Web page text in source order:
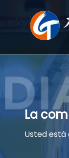
La
Usted está